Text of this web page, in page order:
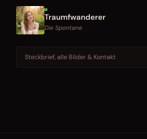
Traumfwanderer
Die Spontane
Steckbrief, alle Bilder & Kontakt